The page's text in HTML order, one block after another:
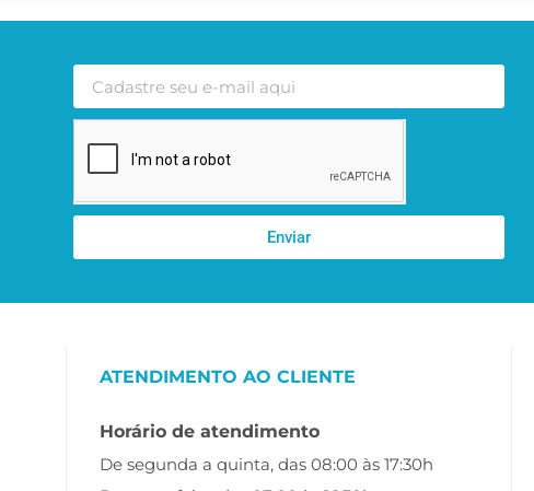
Enviar
ATENDIMENTO AO CLIENTE
Horário de atendimento
De segunda a quinta, das 08:00 às 17:30h